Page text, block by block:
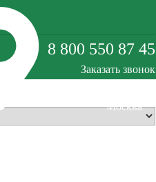
Москва
8 800 550 87 45
Заказать звонок